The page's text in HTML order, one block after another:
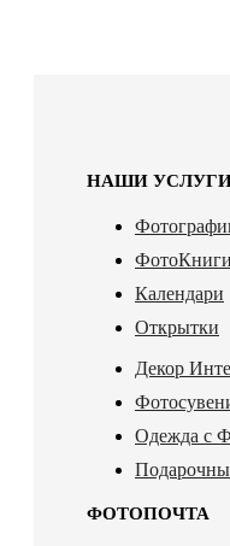
НАШИ
ФотоКниги
Календари
Открытки
Декор
Одежда с
ФОТОПОЧТА